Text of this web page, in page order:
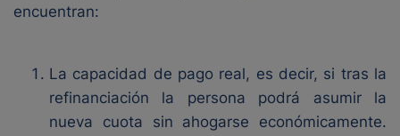
encuentran:
La capacidad de pago real, es decir, si tras la
refinanciación la persona podrá asumir la
nueva cuota sin ahogarse económicamente.